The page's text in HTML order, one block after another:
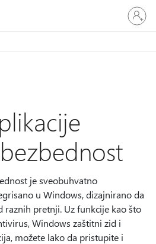
Prijavite
se
na
je sveobuhvatno
u Windows, dizajnirano da
raznih pretnji. Uz funkcije kao što
Windows zaštitni zid i
možete lako da pristupite i